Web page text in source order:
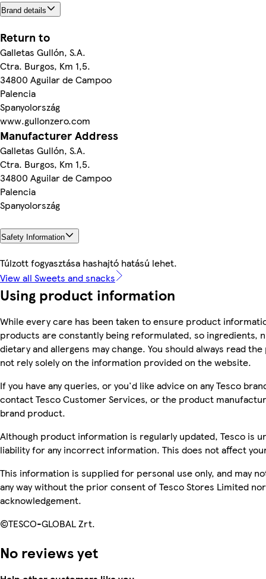
Brand details
Return to
Galletas Gullón, S.A.
Ctra. Burgos, Km 1,5.
34800 Aguilar de Campoo
Palencia
Spanyolország
www.gullonzero.com
Manufacturer Address
Galletas Gullón, S.A.
Ctra. Burgos, Km 1,5.
34800 Aguilar de Campoo
Palencia
Spanyolország
Safety Information
Túlzott fogyasztása hashajtó hatású lehet.
View all Sweets and snacks
Using product information
While every care has been taken to ensure product
products are constantly being reformulated, so ingredients,
dietary and allergens may change. You should always read
not rely solely on the information provided on the website.
If you have any queries, or you'd like advice on any Tesco
contact Tesco Customer Services, or the product
brand product.
Although product information is regularly updated, Tesco is
liability for any incorrect information. This does not affect
This information is supplied for personal use only, and may
any way without the prior consent of Tesco Stores Limited
acknowledgement.
©TESCO-GLOBAL Zrt.
No reviews yet